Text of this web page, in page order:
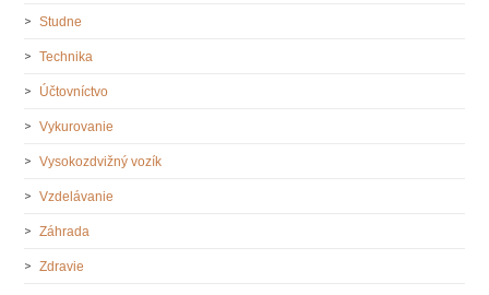
Studne
Technika
Účtovníctvo
Vykurovanie
Vysokozdvižný vozík
Vzdelávanie
Záhrada
Zdravie